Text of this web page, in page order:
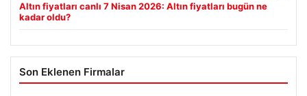
Altın fiyatları canlı 7 Nisan 2026: Altın fiyatları bugün ne
kadar oldu?
Son Eklenen Firmalar